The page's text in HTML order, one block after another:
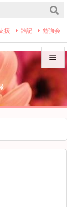


メニュ

前へ
援 雑記 勉強会